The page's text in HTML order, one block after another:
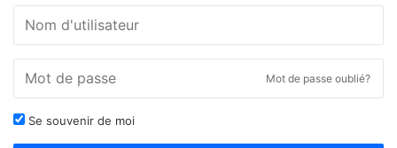
Mot de passe oublié?
Se souvenir de moi